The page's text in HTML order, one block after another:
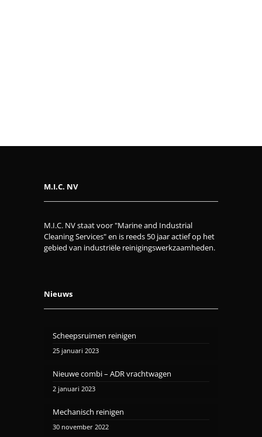
M.I.C. NV
M.I.C. NV staat voor "Marine and Industrial
Cleaning Services" en is reeds 50 jaar actief op het
gebied van industriële reinigingswerkzaamheden.
Nieuws
Scheepsruimen reinigen
25 januari 2023
Nieuwe combi – ADR vrachtwagen
2 januari 2023
Mechanisch reinigen
30 november 2022